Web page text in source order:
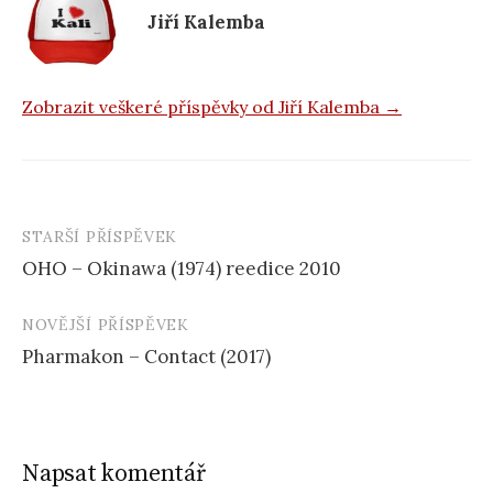
k Jiří Kalemba
Zobrazit veškeré příspěvky od Jiří Kalemba →
Navigace
příspěvku
STARŠÍ PŘÍSPĚVEK
OHO – Okinawa (1974) reedice 2010
NOVĚJŠÍ PŘÍSPĚVEK
Pharmakon – Contact (2017)
Napsat komentář